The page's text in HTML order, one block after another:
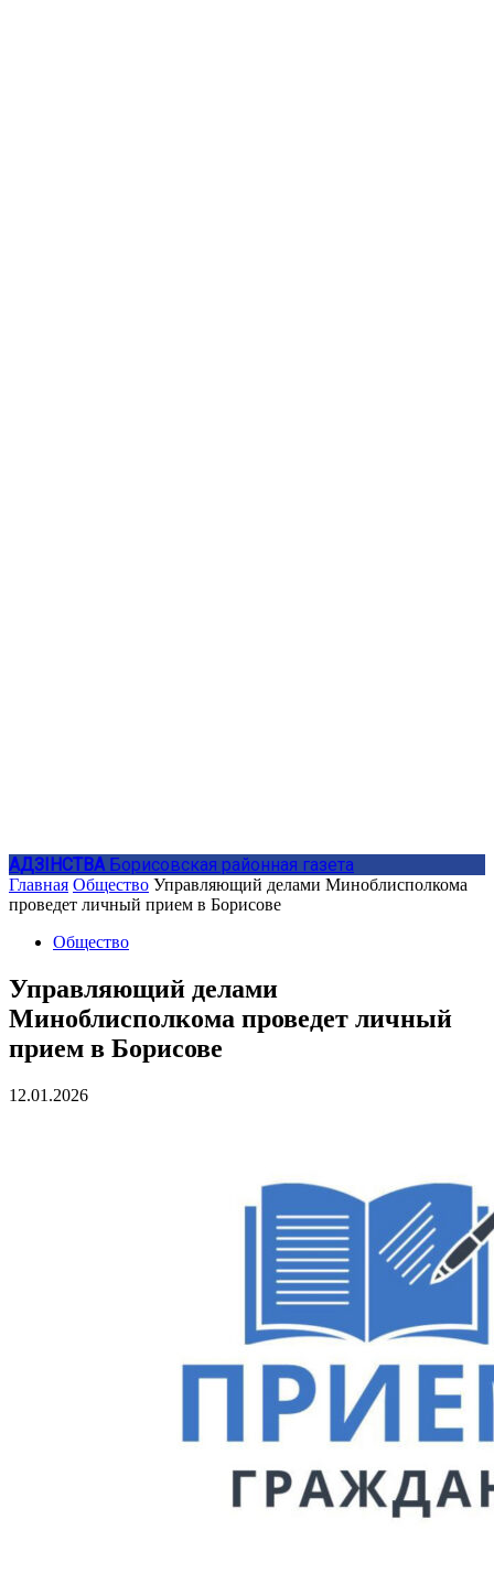
АДЗIНСТВА Борисовская районная газета
Главная Общество Управляющий делами Миноблисполкома
проведет личный прием в Борисове
Общество
Управляющий делами
Миноблисполкома проведет личный
прием в Борисове
12.01.2026